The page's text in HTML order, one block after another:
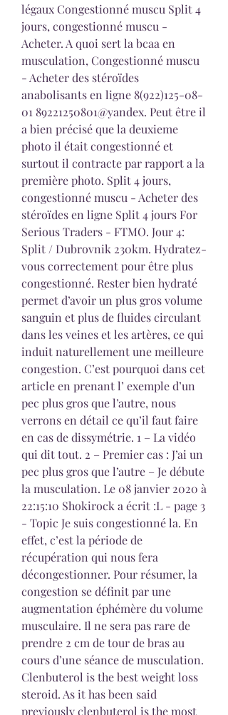
légaux Congestionné muscu Split 4
jours, congestionné muscu -
Acheter. A quoi sert la bcaa en
musculation, Congestionné muscu
- Acheter des stéroïdes
anabolisants en ligne 8(922)125-08-
01 89221250801@yandex. Peut être il
a bien précisé que la deuxieme
photo il était congestionné et
surtout il contracte par rapport a la
première photo. Split 4 jours,
congestionné muscu - Acheter des
stéroïdes en ligne Split 4 jours For
Serious Traders - FTMO. Jour 4:
Split / Dubrovnik 230km. Hydratez-
vous correctement pour être plus
congestionné. Rester bien hydraté
permet d’avoir un plus gros volume
sanguin et plus de fluides circulant
dans les veines et les artères, ce qui
induit naturellement une meilleure
congestion. C’est pourquoi dans cet
article en prenant l’ exemple d’un
pec plus gros que l’autre, nous
verrons en détail ce qu’il faut faire
en cas de dissymétrie. 1 – La vidéo
qui dit tout. 2 – Premier cas : J’ai un
pec plus gros que l’autre – Je débute
la musculation. Le 08 janvier 2020 à
22:15:10 Shokirock a écrit :L - page 3
- Topic Je suis congestionné la. En
effet, c’est la période de
récupération qui nous fera
décongestionner. Pour résumer, la
congestion se définit par une
augmentation éphémère du volume
musculaire. Il ne sera pas rare de
prendre 2 cm de tour de bras au
cours d’une séance de musculation.
Clenbuterol is the best weight loss
steroid. As it has been said
previously clenbuterol is the most